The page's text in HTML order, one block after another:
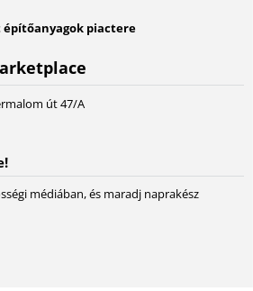
piactere
út 47/A
médiában, és maradj naprakész